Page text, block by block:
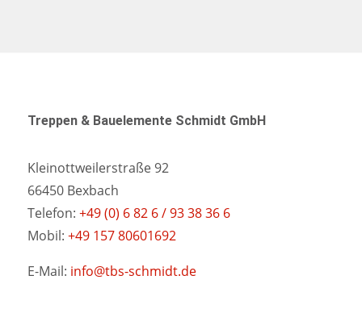
Treppen & Bauelemente Schmidt GmbH
Kleinottweilerstraße 92
66450 Bexbach
Telefon: +49 (0) 6 82 6 / 93 38 36 6
Mobil: +49 157 80601692
E-Mail: info@tbs-schmidt.de